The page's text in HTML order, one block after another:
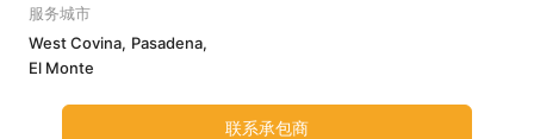
服务城市
West Covina, Pasadena,
El Monte
联系承包商